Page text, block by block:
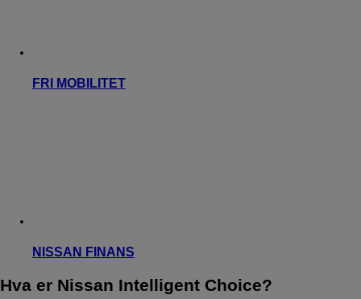
FRI MOBILITET
NISSAN FINANS
Hva er Nissan Intelligent Choice?